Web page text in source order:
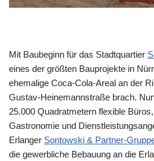
Mit Baubeginn für das Stadtquartier
eines der größten Bauprojekte in
ehemalige Coca-Cola-Areal an der
Gustav-Heinemannstraße brach.
25.000 Quadratmetern flexible
Gastronomie und
Erlanger Sontowski & Partner-
die gewerbliche Bebauung an die